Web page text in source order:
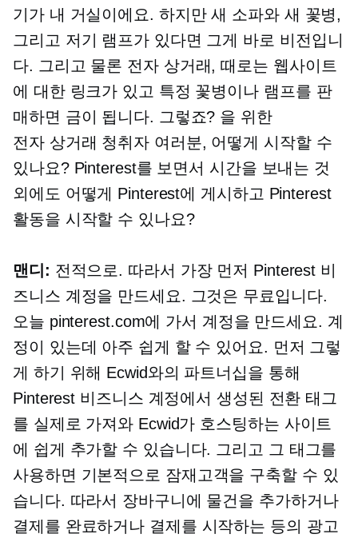
기가 내 거실이에요. 하지만 새 소파와 새 꽃병,
그리고 저기 램프가 있다면 그게 바로 비전입니
다. 그리고 물론 전자 상거래, 때로는 웹사이트
에 대한 링크가 있고 특정 꽃병이나 램프를 판
매하면 금이 됩니다. 그렇죠? 을 위한
전자 상거래 청취자 여러분, 어떻게 시작할 수
있나요? Pinterest를 보면서 시간을 보내는 것
외에도 어떻게 Pinterest에 게시하고 Pinterest
활동을 시작할 수 있나요?
맨디: 전적으로. 따라서 가장 먼저 Pinterest 비
즈니스 계정을 만드세요. 그것은 무료입니다.
오늘 pinterest.com에 가서 계정을 만드세요. 계
정이 있는데 아주 쉽게 할 수 있어요. 먼저 그렇
게 하기 위해 Ecwid와의 파트너십을 통해
Pinterest 비즈니스 계정에서 생성된 전환 태그
를 실제로 가져와 Ecwid가 호스팅하는 사이트
에 쉽게 추가할 수 있습니다. 그리고 그 태그를
사용하면 기본적으로 잠재고객을 구축할 수 있
습니다. 따라서 장바구니에 물건을 추가하거나
결제를 완료하거나 결제를 시작하는 등의 광고